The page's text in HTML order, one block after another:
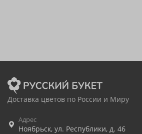
Доставка цветов по России и Миру
Адрес
Ноябрьск, ул. Республики, д. 46